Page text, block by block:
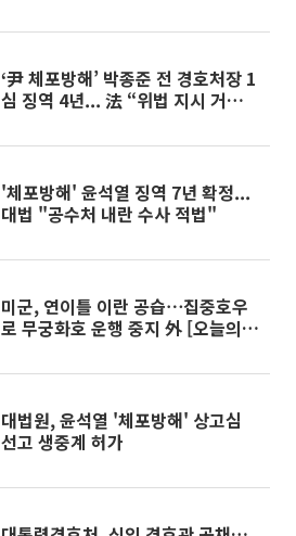
‘尹 체포방해’ 박종준 전 경호처장 1
심 징역 4년... 法 “위법 지시 거부했
'체포방해' 윤석열 징역 7년 확정...
대법 "공수처 내란 수사 적법"
미군, 연이틀 이란 공습⋯집중호우
로 무궁화호 운행 중지 外 [오늘의
대법원, 윤석열 '체포방해' 상고심
선고 생중계 허가